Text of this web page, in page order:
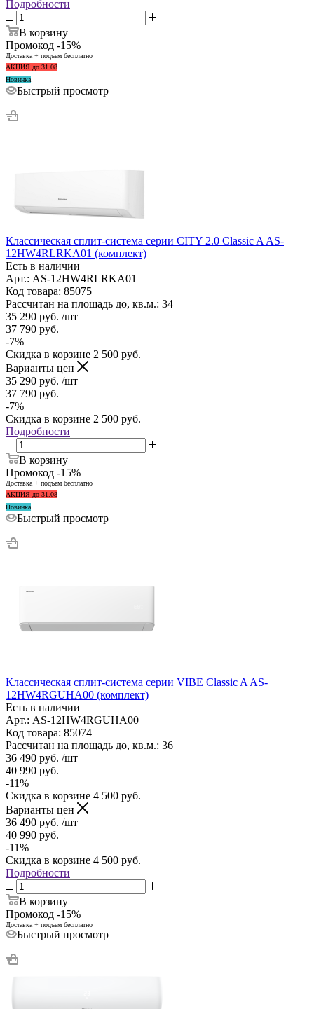
Подробности
В корзину
Промокод -15%
Доставка + подъем бесплатно
АКЦИЯ до 31.08
Новинка
Быстрый просмотр
Классическая сплит-система серии CITY 2.0 Classic A AS-
12HW4RLRKA01 (комплект)
Есть в наличии
Арт.: AS-12HW4RLRKA01
Код товара: 85075
Рассчитан на площадь до, кв.м.: 34
35 290 руб. /шт
37 790 руб.
-7%
Скидка в корзине 2 500 руб.
Варианты цен
35 290 руб. /шт
37 790 руб.
-7%
Скидка в корзине 2 500 руб.
Подробности
В корзину
Промокод -15%
Доставка + подъем бесплатно
АКЦИЯ до 31.08
Новинка
Быстрый просмотр
Классическая сплит-система серии VIBE Classic A AS-
12HW4RGUHA00 (комплект)
Есть в наличии
Арт.: AS-12HW4RGUHA00
Код товара: 85074
Рассчитан на площадь до, кв.м.: 36
36 490 руб. /шт
40 990 руб.
-11%
Скидка в корзине 4 500 руб.
Варианты цен
36 490 руб. /шт
40 990 руб.
-11%
Скидка в корзине 4 500 руб.
Подробности
В корзину
Промокод -15%
Доставка + подъем бесплатно
Быстрый просмотр